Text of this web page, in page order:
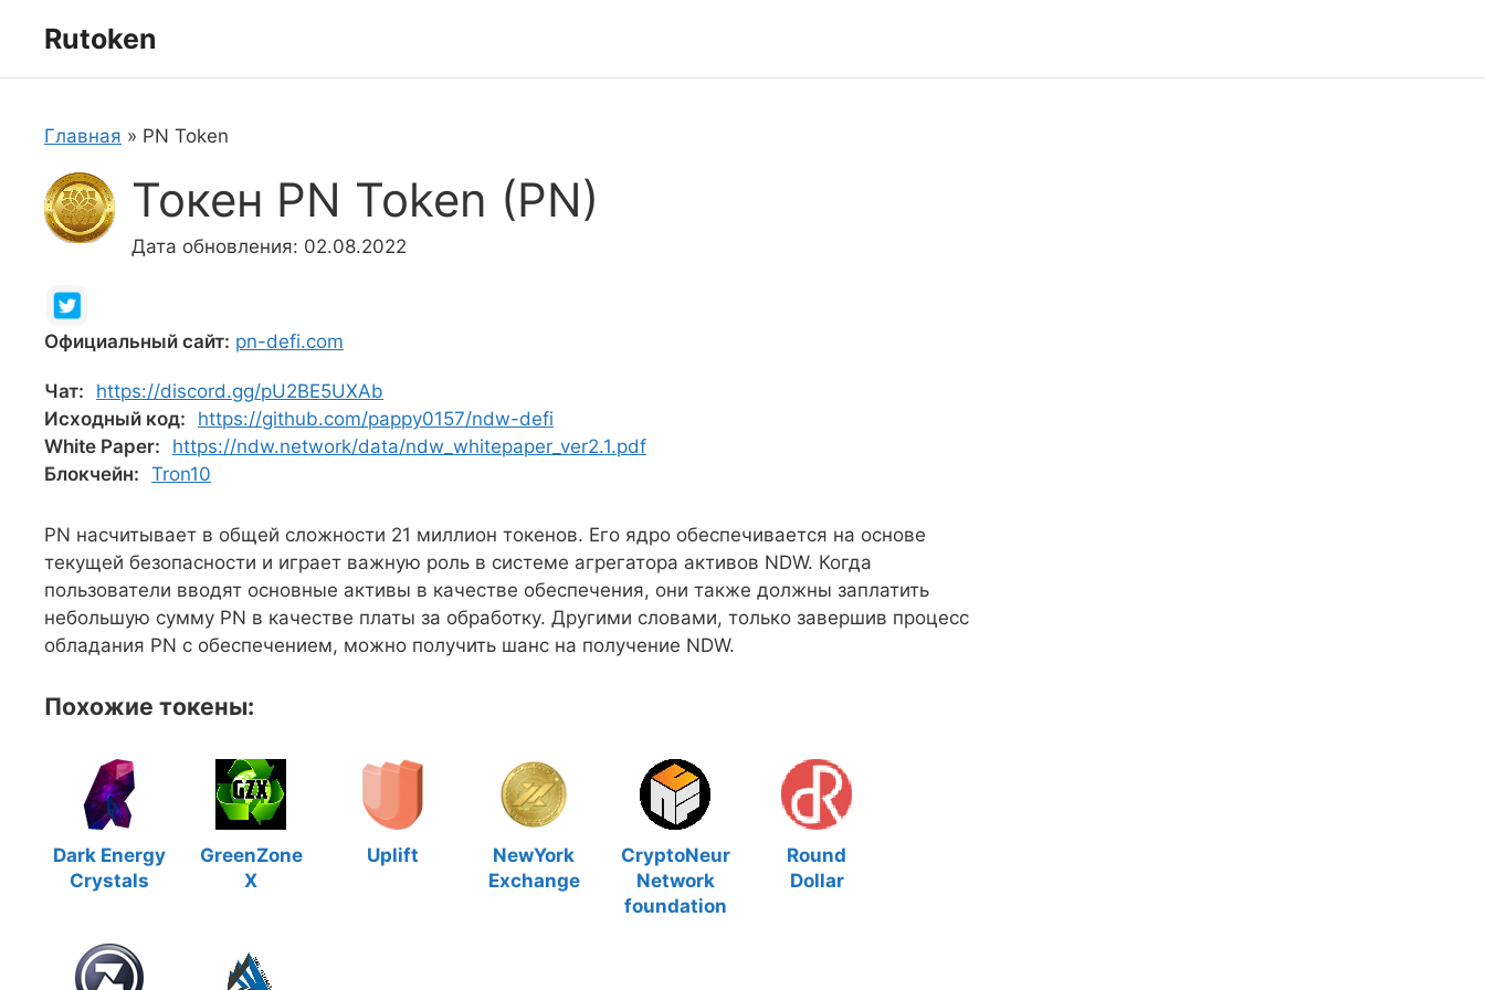
Rutoken
Главная » PN Token
Токен PN Token (PN)
Дата обновления: 02.08.2022
Официальный сайт: pn-defi.com
Чат:
https://discord.gg/pU2BE5UXAb
Исходный код:
https://github.com/pappy0157/ndw-defi
White Paper:
https://ndw.network/data/ndw_whitepaper_ver2.1.pdf
Блокчейн: Tron10
PN насчитывает в общей сложности 21 миллион токенов. Его ядро обеспечивается на основе
текущей безопасности и играет важную роль в системе агрегатора активов NDW. Когда
пользователи вводят основные активы в качестве обеспечения, они также должны заплатить
небольшую сумму PN в качестве платы за обработку. Другими словами, только завершив процесс
обладания PN с обеспечением, можно получить шанс на получение NDW.
Похожие токены:
Dark Energy
Crystals
GreenZone
X
Uplift
NewYork
Exchange
CryptoNeur
Network
foundation
Round
Dollar